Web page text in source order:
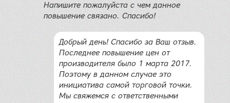
Напишите пожалуйста с чем данное
повышение связано. Спасибо!
Добрый день! Спасибо за Ваш отзыв.
Последнее повышение цен от
производителя было 1 марта 2017.
Поэтому в данном случае это
инициатива самой торговой точки.
Мы свяжемся с ответственными